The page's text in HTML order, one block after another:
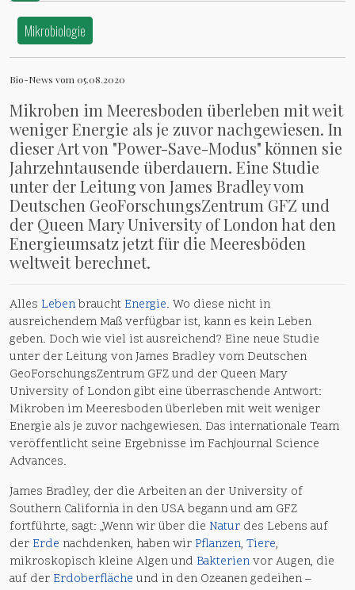
Mikrobiologie
Bio-News vom 05.08.2020
Mikroben im Meeresboden überleben mit weit
weniger Energie als je zuvor nachgewiesen. In
dieser Art von "Power-Save-Modus" können sie
Jahrzehntausende überdauern. Eine Studie
unter der Leitung von James Bradley vom
Deutschen GeoForschungsZentrum GFZ und
der Queen Mary University of London hat den
Energieumsatz jetzt für die Meeresböden
weltweit berechnet.
Alles Lebenbraucht Energie. Wo diese nicht in
ausreichendem Maß verfügbar ist, kann es kein Leben
geben. Doch wie viel ist ausreichend? Eine neue Studie
unter der Leitung von James Bradley vom Deutschen
GeoForschungsZentrum GFZ und der Queen Mary
University of London gibt eine überraschende Antwort:
Mikroben im Meeresboden überleben mit weit weniger
Energie als je zuvor nachgewiesen. Das internationale Team
veröffentlicht seine Ergebnisse im Fachjournal Science
Advances.
James Bradley, der die Arbeiten an der University of
Southern California in den USA begann und am GFZ
fortführte, sagt: „Wenn wir über die Natur des Lebens auf
der Erde nachdenken, haben wir Pflanzen, Tiere,
mikroskopisch kleine Algen und Bakterienvor Augen, die
auf der Erdoberfläche und in den Ozeanen gedeihen –